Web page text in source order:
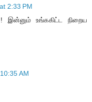
2:33 PM
உங்ககிட்ட நிறைய
AM